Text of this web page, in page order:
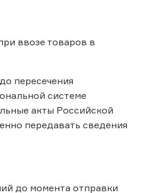
ввозе товаров в
пересечения
системе
акты Российской
передавать сведения
до момента отправки